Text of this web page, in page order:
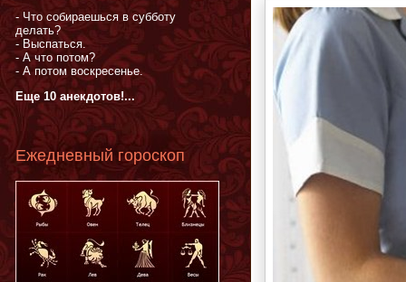
- Что собираешься в субботу
делать?
- Выспаться.
- А что потом?
- А потом воскресенье.
Еще 10 анекдотов!...
Ежедневный гороскоп